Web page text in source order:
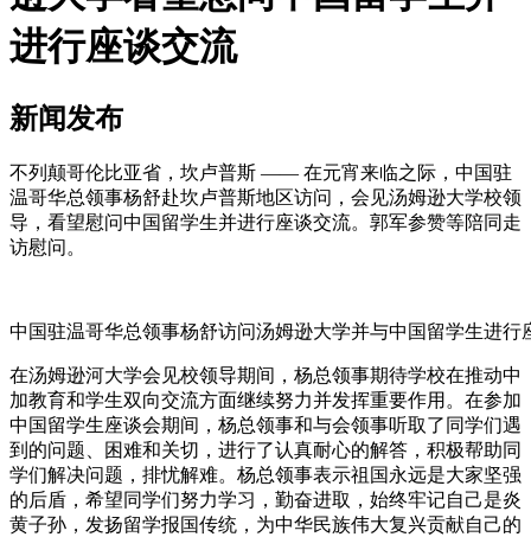
进行座谈交流
新闻发布
不列颠哥伦比亚省，坎卢普斯 —— 在元宵来临之际，中国驻
温哥华总领事杨舒赴坎卢普斯地区访问，会见汤姆逊大学校领
导，看望慰问中国留学生并进行座谈交流。郭军参赞等陪同走
访慰问。
中国驻温哥华总领事杨舒访问汤姆逊大学并与中国留学生进行
在汤姆逊河大学会见校领导期间，杨总领事期待学校在推动中
加教育和学生双向交流方面继续努力并发挥重要作用。在参加
中国留学生座谈会期间，杨总领事和与会领事听取了同学们遇
到的问题、困难和关切，进行了认真耐心的解答，积极帮助同
学们解决问题，排忧解难。杨总领事表示祖国永远是大家坚强
的后盾，希望同学们努力学习，勤奋进取，始终牢记自己是炎
黄子孙，发扬留学报国传统，为中华民族伟大复兴贡献自己的